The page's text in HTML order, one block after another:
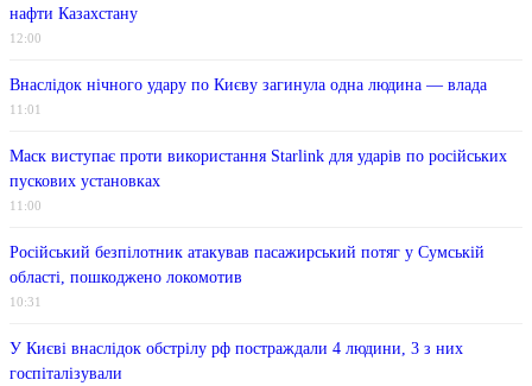
нафти Казахстану
12:00
Внаслідок нічного удару по Києву загинула одна людина — влада
11:01
Маск виступає проти використання Starlink для ударів по російських
пускових установках
11:00
Російський безпілотник атакував пасажирський потяг у Сумській
області, пошкоджено локомотив
10:31
У Києві внаслідок обстрілу рф постраждали 4 людини, 3 з них
госпіталізували